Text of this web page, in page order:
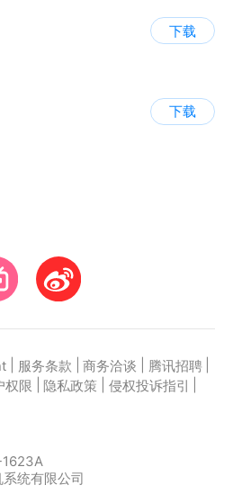
下载
下载
服务条款 商务洽谈 腾讯招聘
权限 隐私政策 侵权投诉指引
统有限公司